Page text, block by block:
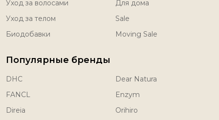
Уход за волосами
Уход за телом
Биодобавки
Для дома
Sale
Moving Sale
Популярные бренды
DHC
FANCL
Direia
Dear Natura
Enzym
Orihiro